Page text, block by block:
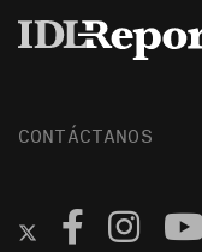
CONTÁCTANOS